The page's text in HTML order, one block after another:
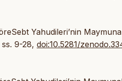
Yahudileri’nin
ss. 9-28, doi:10.5281/